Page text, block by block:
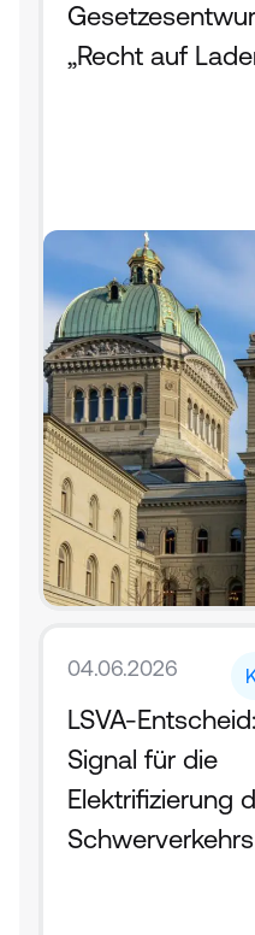
„Recht auf
04.06.2026
LSVA-
Signal für die
Elektrifizierung
Schwerverkehrs